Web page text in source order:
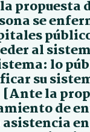
propuesta
se
al
lo
su
la
de